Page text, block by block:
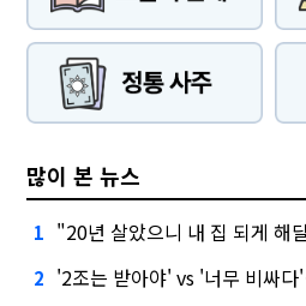
많이 본 뉴스
1 "20년 살았으니 내 집 되게 해
2 '2조는 받아야' vs '너무 비싸